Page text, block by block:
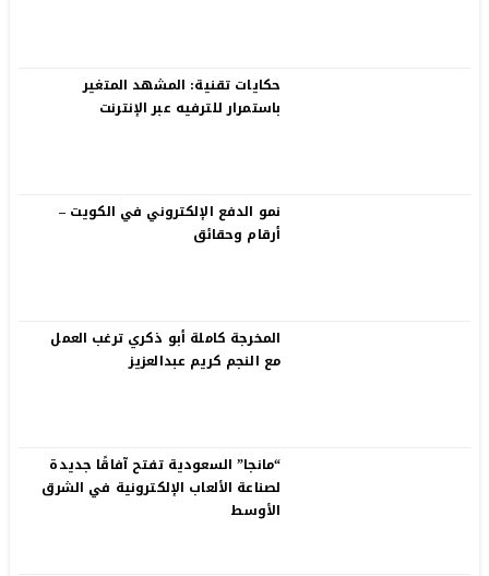
حكايات تقنية: المشهد المتغير
باستمرار للترفيه عبر الإنترنت
نمو الدفع الإلكتروني في الكويت –
أرقام وحقائق
المخرجة كاملة أبو ذكري ترغب العمل
مع النجم كريم عبدالعزيز
“مانجا” السعودية تفتح آفاقًا جديدة
لصناعة الألعاب الإلكترونية في الشرق
الأوسط